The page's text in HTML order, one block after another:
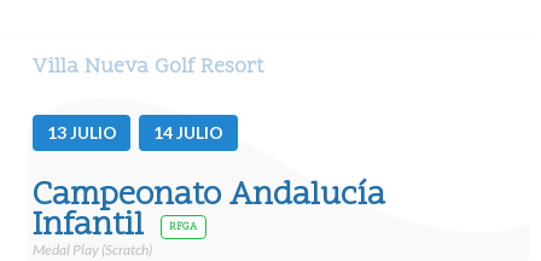
Villa Nueva Golf Resort
13JULIO 14JULIO
Campeonato Andalucía
Infantil RFGA
Medal Play (Scratch)